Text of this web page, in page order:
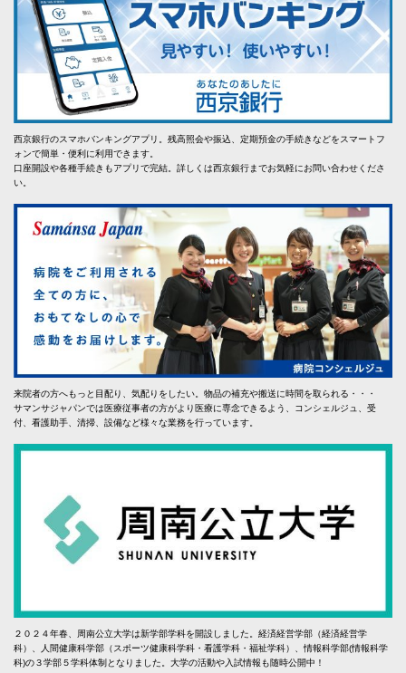
西京銀行のスマホバンキングアプリ。残高照会や振込、定期預金の手続きなどをスマートフ
ォンで簡単・便利に利用できます。
口座開設や各種手続きもアプリで完結。詳しくは西京銀行までお気軽にお問い合わせくださ
い。
来院者の方へもっと目配り、気配りをしたい。物品の補充や搬送に時間を取られる・・・
サマンサジャパンでは医療従事者の方がより医療に専念できるよう、コンシェルジュ、受
付、看護助手、清掃、設備など様々な業務を行っています。
２０２４年春、周南公立大学は新学部学科を開設しました。経済経営学部（経済経営学
科）、人間健康科学部（スポーツ健康科学科・看護学科・福祉学科）、情報科学部(情報科学
科)の３学部５学科体制となりました。大学の活動や入試情報も随時公開中！